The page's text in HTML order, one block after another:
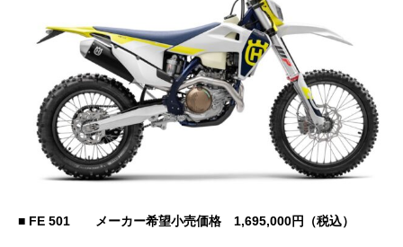
■ FE 501 メーカー希望小売価格 1,695,000円（税込）